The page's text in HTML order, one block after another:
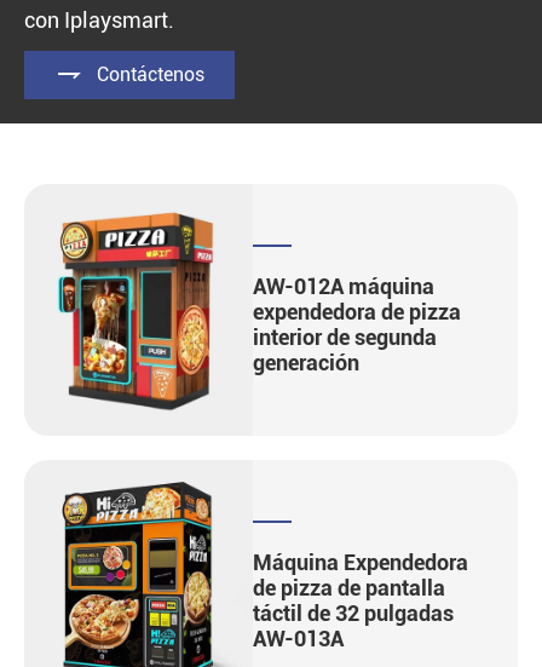
con Iplaysmart.
 Contáctenos
AW-012A máquina
expendedora de pizza
interior de segunda
generación
Máquina Expendedora
de pizza de pantalla
táctil de 32 pulgadas
AW-013A